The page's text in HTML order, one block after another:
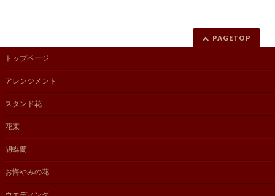
PAGETOP
トップページ
アレンジメント
スタンド花
花束
胡蝶蘭
お悔やみの花